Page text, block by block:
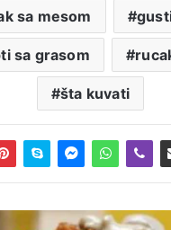
sa mesom
sa grasom
šta kuvati